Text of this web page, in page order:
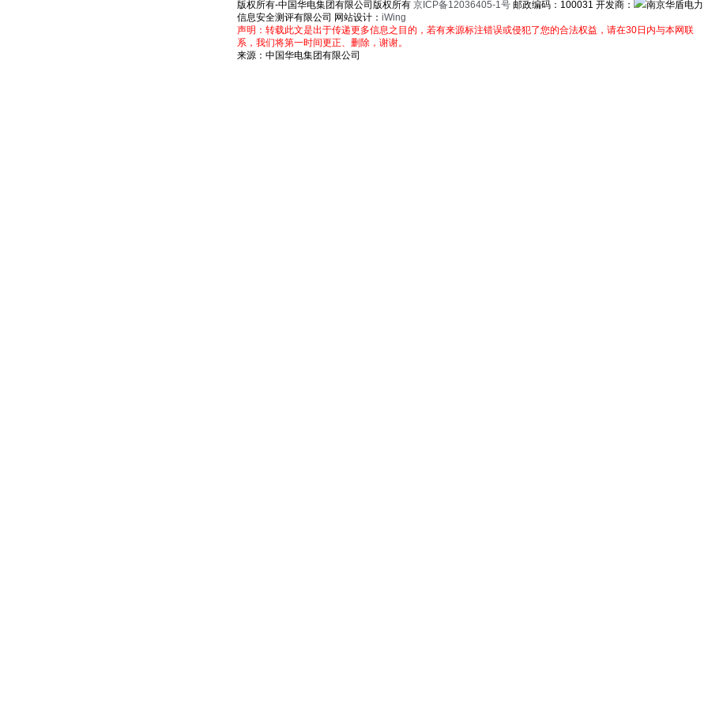
版权所有-中国华电集团有限公司版权所有 京ICP备12036405-1号 邮政编码：100031 开发商：
南京华盾电力
信息安全测评有限公司 网站设计： iWing
声明：转载此文是出于传递更多信息之目的，若有来源标注错误或侵犯了您的合法权益，请在30日内与本网联
系，我们将第一时间更正、删除，谢谢。
来源：中国华电集团有限公司